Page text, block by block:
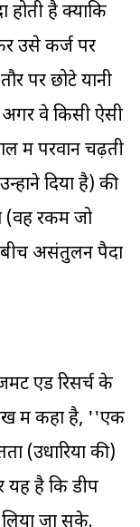
है क्योंकि
उसे कर्ज पर
पर छोटे यानी
वे किसी ऐसी
में परवान चढ़ती
दिया है) की
(वह रकम जो
बीच असंतुलन पैदा
ऐंड रिसर्च के
में कहा है, ''एक
(उधारियों की)
यह है कि डीप